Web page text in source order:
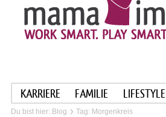
KARRIERE FAMILIE LIFESTYLE
Du bist hier: Blog Tag: Morgenkreis